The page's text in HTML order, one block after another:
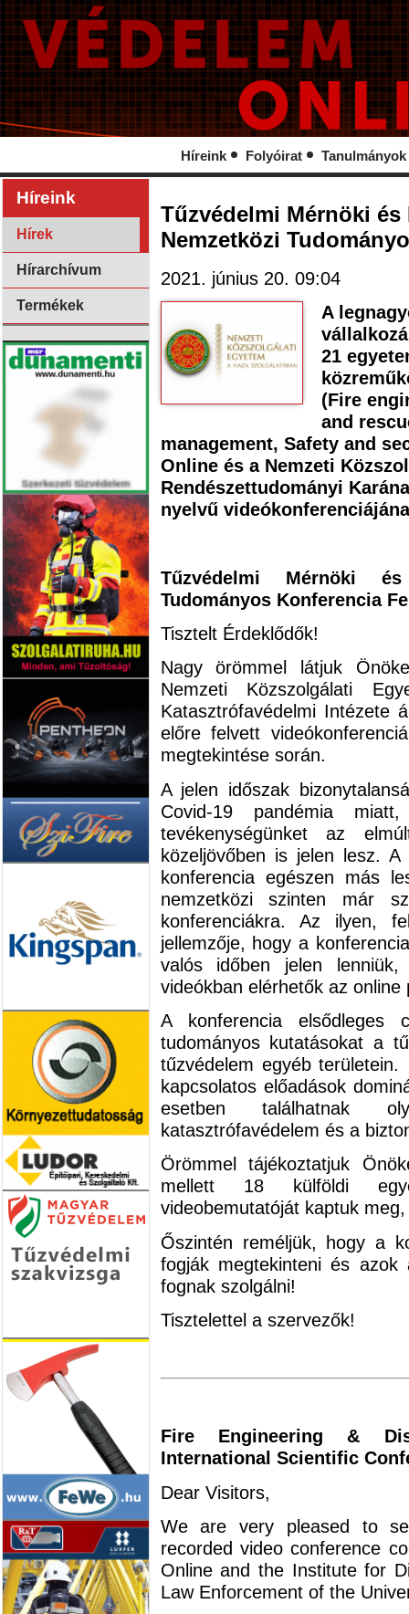
Híreink Folyóirat Tanulmányok
Híreink
Hírek
Hírarchívum
Termékek
Tűzvédelmi Mérnöki
Nemzetközi
2021. június 20. 09:04
A
21
(Fire
and
management, Safety and
Online és a Nemzeti
Rendészettudományi
nyelvű
Tűzvédelmi Mérnöki és
Tudományos Konferencia
Tisztelt Érdeklődők!
Nagy örömmel látjuk
Nemzeti Közszolgálati
Katasztrófavédelmi Intézete
előre felvett
megtekintése során.
A jelen időszak
Covid-19 pandémia
tevékenységünket az
közeljövőben is jelen lesz.
konferencia egészen más
nemzetközi szinten már
konferenciákra. Az ilyen,
jellemzője, hogy a
valós időben jelen
videókban elérhetők az online
A konferencia elsődleges
tudományos kutatásokat a
tűzvédelem egyéb
kapcsolatos előadások
esetben találhatnak
katasztrófavédelem és a
Örömmel tájékoztatjuk
mellett 18 külföldi
videobemutatóját kaptuk
Őszintén reméljük, hogy a
fogják megtekinteni és azok
fognak szolgálni!
Tisztelettel a szervezők!
Fire Engineering &
International Scientific
Dear Visitors,
We are very pleased to
recorded video conference
Online and the Institute for
Law Enforcement of the